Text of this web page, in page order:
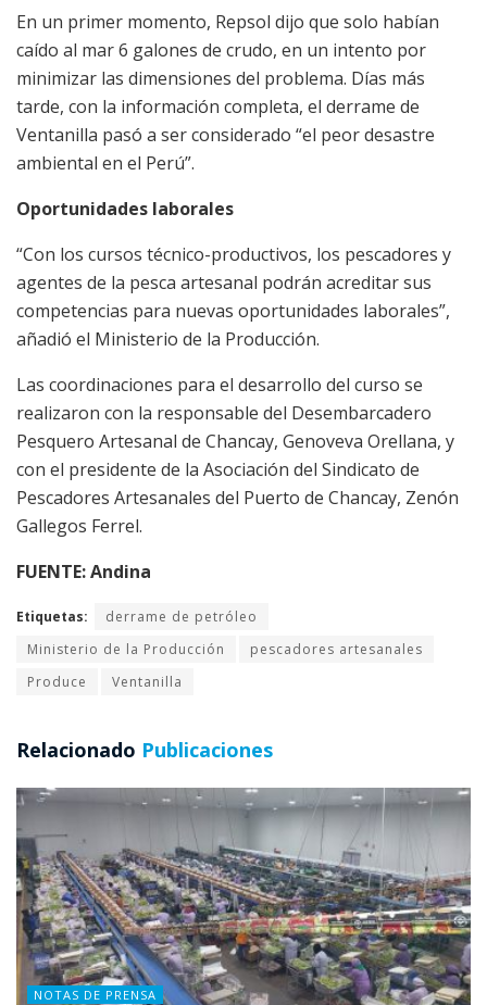
En un primer momento, Repsol dijo que solo habían
caído al mar 6 galones de crudo, en un intento por
minimizar las dimensiones del problema. Días más
tarde, con la información completa, el derrame de
Ventanilla pasó a ser considerado “el peor desastre
ambiental en el Perú”.
Oportunidades laborales
“Con los cursos técnico-productivos, los pescadores y
agentes de la pesca artesanal podrán acreditar sus
competencias para nuevas oportunidades laborales”,
añadió el Ministerio de la Producción.
Las coordinaciones para el desarrollo del curso se
realizaron con la responsable del Desembarcadero
Pesquero Artesanal de Chancay, Genoveva Orellana, y
con el presidente de la Asociación del Sindicato de
Pescadores Artesanales del Puerto de Chancay, Zenón
Gallegos Ferrel.
FUENTE: Andina
Etiquetas:
derrame de petróleo
Ministerio de la Producción
pescadores artesanales
Produce
Ventanilla
Relacionado Publicaciones
NOTAS DE PRENSA